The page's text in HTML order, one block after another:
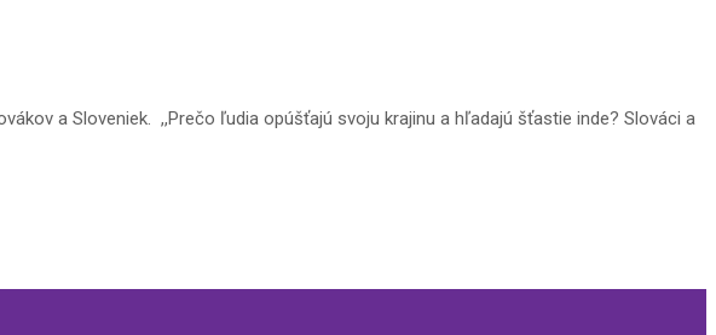
a Sloveniek. ,,Prečo ľudia opúšťajú svoju krajinu a hľadajú šťastie inde? Slováci a